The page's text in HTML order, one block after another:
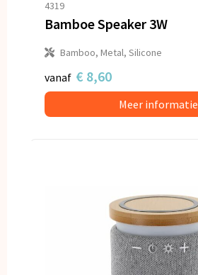
4319
Bamboe Speaker 3W
Bamboo, Metal, Silicone
vanaf € 8,60
Meer informatie